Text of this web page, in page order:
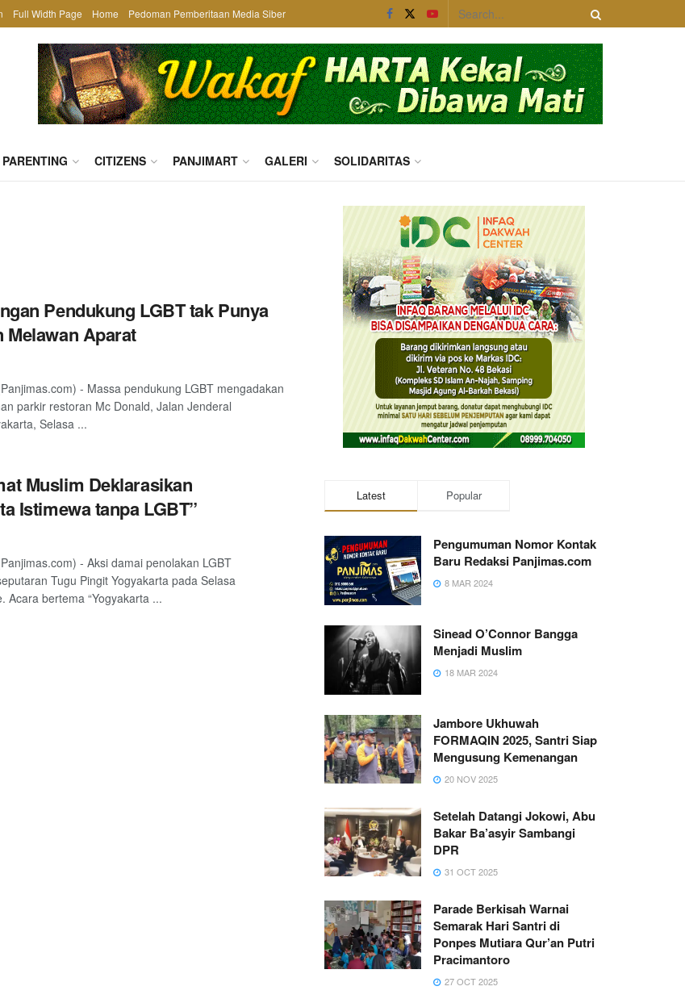
Full Width Page Home Pedoman Pemberitaan Media Siber
PARENTING CITIZENS PANJIMART GALERI SOLIDARITAS
Pendukung LGBT tak Punya
Melawan Aparat
- Massa pendukung LGBT mengadakan
parkir restoran Mc Donald, Jalan Jenderal
Selasa ...
Muslim Deklarasikan
Istimewa tanpa LGBT”
- Aksi damai penolakan LGBT
Tugu Pingit Yogyakarta pada Selasa
Acara bertema “Yogyakarta ...
Latest Popular
Pengumuman Nomor Kontak
Baru Redaksi Panjimas.com
8 MAR 2024
Sinead O’Connor Bangga
Menjadi Muslim
18 MAR 2024
Jambore Ukhuwah
FORMAQIN 2025, Santri Siap
Mengusung Kemenangan
20 NOV 2025
Setelah Datangi Jokowi, Abu
Bakar Ba’asyir Sambangi
DPR
31 OCT 2025
Parade Berkisah Warnai
Semarak Hari Santri di
Ponpes Mutiara Qur’an Putri
Pracimantoro
27 OCT 2025